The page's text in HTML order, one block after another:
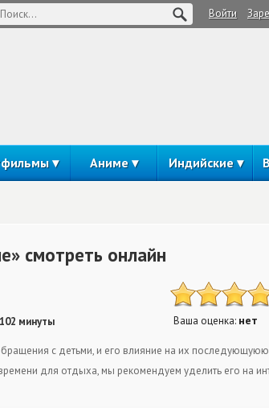
Войти
Аниме Индийские
смотреть онлайн
минуты Ваша оценка: нет
с детьми, и его влияние на их
для отдыха, мы рекомендуем уделить его на